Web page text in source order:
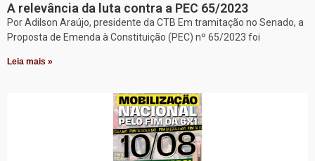
A relevância da luta contra a PEC 65/2023
Por Adilson Araújo, presidente da CTB Em tramitação no Senado, a
Proposta de Emenda à Constituição (PEC) nº 65/2023 foi
Leia mais »